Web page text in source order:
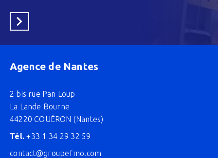
En savoir plus
Agence de Nantes
2 bis rue Pan Loup
La Lande Bourne
44220 COUËRON (Nantes)
Tél. +33 1 34 29 32 59
contact@groupefmo.com